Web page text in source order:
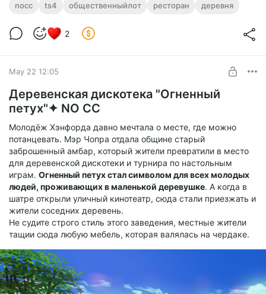
nocc
ts4 общественныйлот ресторан деревня
2
May 22 12:05
Деревенская дискотека "Огненный
петух"✦ NO CC
Молодёж Хэнфорда давно мечтала о месте, где можно
потанцевать. Мэр Чопра отдала общине старый
заброшенный амбар, который жители превратили в место
для деревенской дискотеки и турнира по настольным
играм. Огненный петух стал символом для всех молодых
людей, проживающих в маленькой деревушке. А когда в
шатре открыли уличный кинотеатр, сюда стали приезжать и
жители соседних деревень.
Не судите строго стиль этого заведения, местные жители
тащии сюда любую мебель, которая валялась на чердаке.